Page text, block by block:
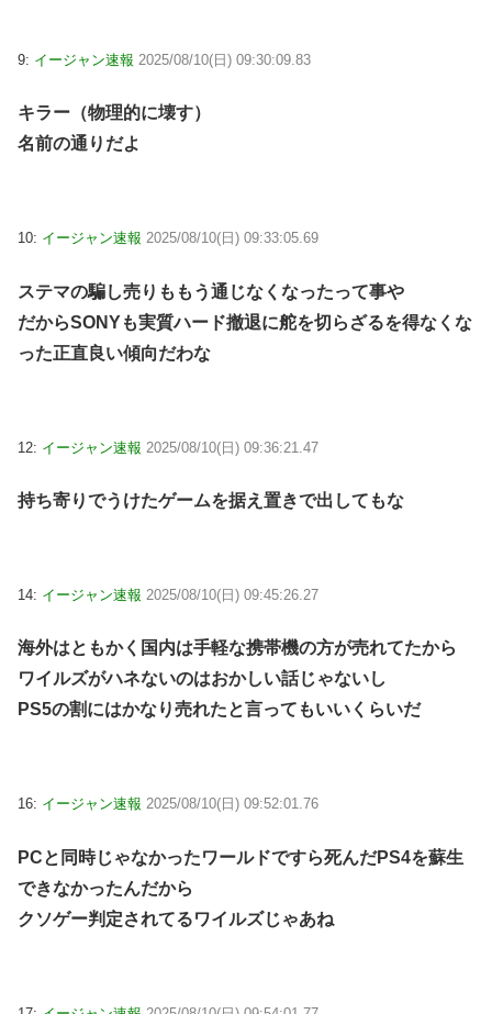
9: イージャン速報 2025/08/10(日) 09:30:09.83
キラー（物理的に壊す）
名前の通りだよ
10: イージャン速報 2025/08/10(日) 09:33:05.69
ステマの騙し売りももう通じなくなったって事や
だからSONYも実質ハード撤退に舵を切らざるを得なくな
った正直良い傾向だわな
12: イージャン速報 2025/08/10(日) 09:36:21.47
持ち寄りでうけたゲームを据え置きで出してもな
14: イージャン速報 2025/08/10(日) 09:45:26.27
海外はともかく国内は手軽な携帯機の方が売れてたから
ワイルズがハネないのはおかしい話じゃないし
PS5の割にはかなり売れたと言ってもいいくらいだ
16: イージャン速報 2025/08/10(日) 09:52:01.76
PCと同時じゃなかったワールドですら死んだPS4を蘇生
できなかったんだから
クソゲー判定されてるワイルズじゃあね